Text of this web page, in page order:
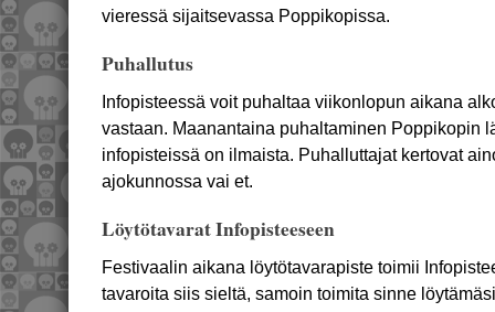
vieressä sijaitsevassa Poppikopissa.
Puhallutus
Infopisteessä voit puhaltaa viikonlopun aikana
vastaan. Maanantaina puhaltaminen Poppikopin
infopisteissä on ilmaista. Puhalluttajat kertovat
ajokunnossa vai et.
Löytötavarat Infopisteeseen
Festivaalin aikana löytötavarapiste toimii
tavaroita siis sieltä, samoin toimita sinne